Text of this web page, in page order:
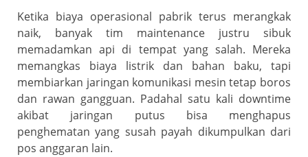
Ketika biaya operasional pabrik terus merangkak
naik, banyak tim maintenance justru sibuk
memadamkan api di tempat yang salah. Mereka
memangkas biaya listrik dan bahan baku, tapi
membiarkan jaringan komunikasi mesin tetap boros
dan rawan gangguan. Padahal satu kali downtime
akibat jaringan putus bisa menghapus
penghematan yang susah payah dikumpulkan dari
pos anggaran lain.